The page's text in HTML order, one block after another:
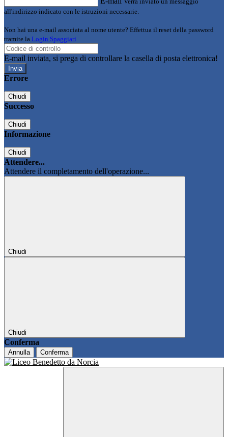
all'indirizzo indicato con le istruzioni necessarie.
Non hai una e-mail associata al nome utente? Effettua il reset della password
tramite la Login Spaggiari
E-mail inviata, si prega di controllare la casella di posta elettronica!
Errore
Chiudi
Successo
Chiudi
Informazione
Chiudi
Attendere...
Attendere il completamento dell'operazione...
Chiudi
Chiudi
Conferma
Annulla Conferma